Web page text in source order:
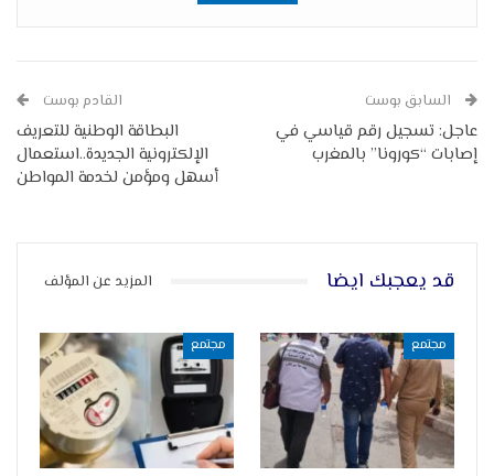
السابق بوست
عاجل: تسجيل رقم قياسي في
إصابات “كورونا” بالمغرب
القادم بوست
البطاقة الوطنية للتعريف
الإلكترونية الجديدة..استعمال
أسهل ومؤمن لخدمة المواطن
قد يعجبك ايضا المزيد عن المؤلف
مجتمع مجتمع